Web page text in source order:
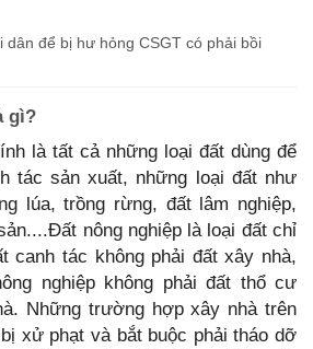
để bị hư hỏng CSGT có phải bồi
gì?
là tất cả những loại đất dùng để
tác sản xuất, những loại đất như
lúa, trồng rừng, đất lâm nghiệp,
nông nghiệp là loại đất chỉ
canh tác không phải đất xây nhà,
nghiệp không phải đất thổ cư
Những trường hợp xây nhà trên
xử phạt và bắt buộc phải tháo dỡ